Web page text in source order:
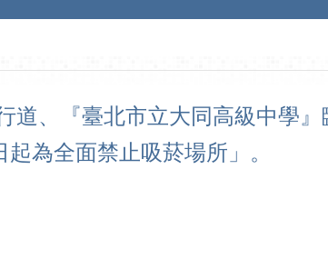
道、『臺北市立大同高級中學
為全面禁止吸菸場所」。